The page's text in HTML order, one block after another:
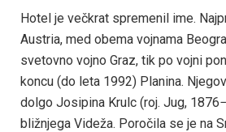
Hotel je večkrat spremenil ime.
Austria, med obema vojnama
svetovno vojno Graz, tik po vojni
koncu (do leta 1992) Planina.
dolgo Josipina Krulc (roj. Jug,
bližnjega Videža. Poročila se je na